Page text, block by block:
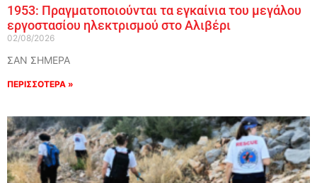
1953: Πραγματοποιούνται τα εγκαίνια του μεγάλου
εργοστασίου ηλεκτρισμού στο Αλιβέρι
02/08/2026
ΣΑΝ ΣΗΜΕΡΑ
ΠΕΡΙΣΣΟΤΕΡΑ »